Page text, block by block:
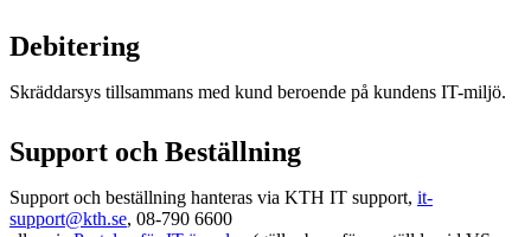
Debitering
Skräddarsys tillsammans med kund beroende på kundens IT-miljö.
Support och Beställning
Support och beställning hanteras via KTH IT support, it-
support@kth.se, 08-790 6600